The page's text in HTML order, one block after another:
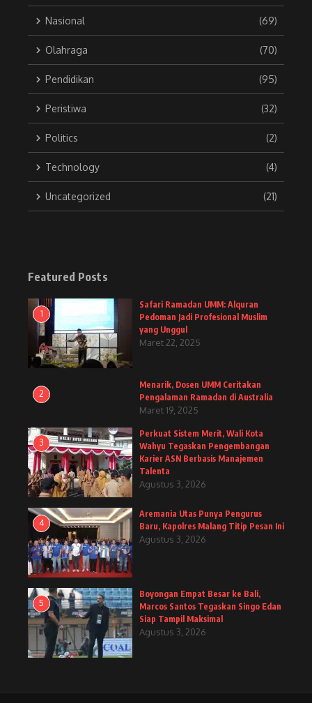
Nasional (69)
Olahraga (70)
Pendidikan (95)
Peristiwa (32)
Politics (2)
Technology (4)
Uncategorized (21)
Featured Posts
1
Safari Ramadan UMM: Alquran
Pedoman Jadi Profesional Muslim
yang Unggul
Maret 22, 2025
2
Menarik, Dosen UMM Ceritakan
Pengalaman Ramadan di Australia
Maret 19, 2025
3
Perkuat Sistem Merit, Wali Kota
Wahyu Tegaskan Pengembangan
Karier ASN Berbasis Manajemen
Talenta
Agustus 3, 2026
4
Aremania Utas Punya Pengurus
Baru, Kapolres Malang Titip Pesan Ini
Agustus 3, 2026
5
Boyongan Empat Besar ke Bali,
Marcos Santos Tegaskan Singo Edan
Siap Tampil Maksimal
Agustus 3, 2026